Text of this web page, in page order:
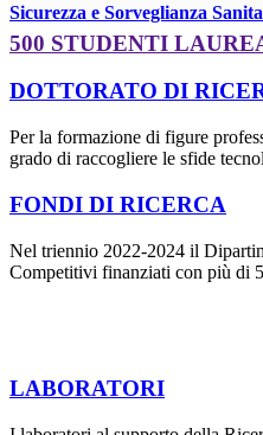
Sicurezza e Sorveglianza
500 STUDENTI
DOTTORATO DI
Per la formazione di figure
grado di raccogliere le sfide
FONDI DI RICERCA
Nel triennio 2022-2024 il
Competitivi finanziati con più di
LABORATORI